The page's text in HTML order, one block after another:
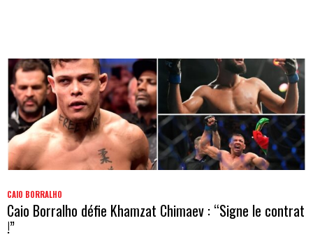
CAIO BORRALHO
Caio Borralho défie Khamzat Chimaev : “Signe le contrat
!”